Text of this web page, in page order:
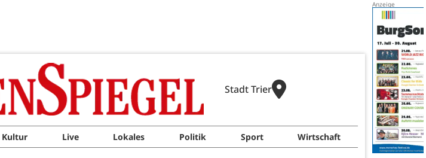
Stadt Trier
Kultur Live Lokales Politik Sport Wirtschaft